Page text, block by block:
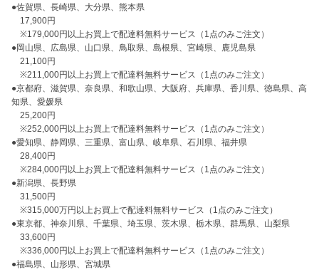
●佐賀県、長崎県、大分県、熊本県
17,900円
※179,000円以上お買上で配達料無料サービス（1点のみご注文）
●岡山県、広島県、山口県、鳥取県、島根県、宮崎県、鹿児島県
21,100円
※211,000円以上お買上で配達料無料サービス（1点のみご注文）
●京都府、滋賀県、奈良県、和歌山県、大阪府、兵庫県、香川県、徳島県、高
知県、愛媛県
25,200円
※252,000円以上お買上で配達料無料サービス（1点のみご注文）
●愛知県、静岡県、三重県、富山県、岐阜県、石川県、福井県
28,400円
※284,000円以上お買上で配達料無料サービス（1点のみご注文）
●新潟県、長野県
31,500円
※315,000万円以上お買上で配達料無料サービス（1点のみご注文）
●東京都、神奈川県、千葉県、埼玉県、茨木県、栃木県、群馬県、山梨県
33,600円
※336,000円以上お買上で配達料無料サービス（1点のみご注文）
●福島県、山形県、宮城県